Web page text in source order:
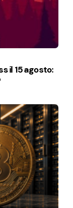
il 15 agosto: